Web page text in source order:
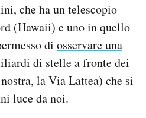
che ha un telescopio
(Hawaii) e uno in quello
di osservare una
di stelle a fronte dei
la Via Lattea) che si
luce da noi.